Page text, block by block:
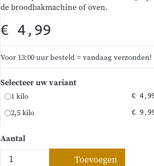
de broodbakmachine of oven.
€ 4,99
Voor 13:00 uur besteld = vandaag verzonden!
Selecteer uw variant
1 kilo €
2,5 kilo €
Aantal
Toevoegen